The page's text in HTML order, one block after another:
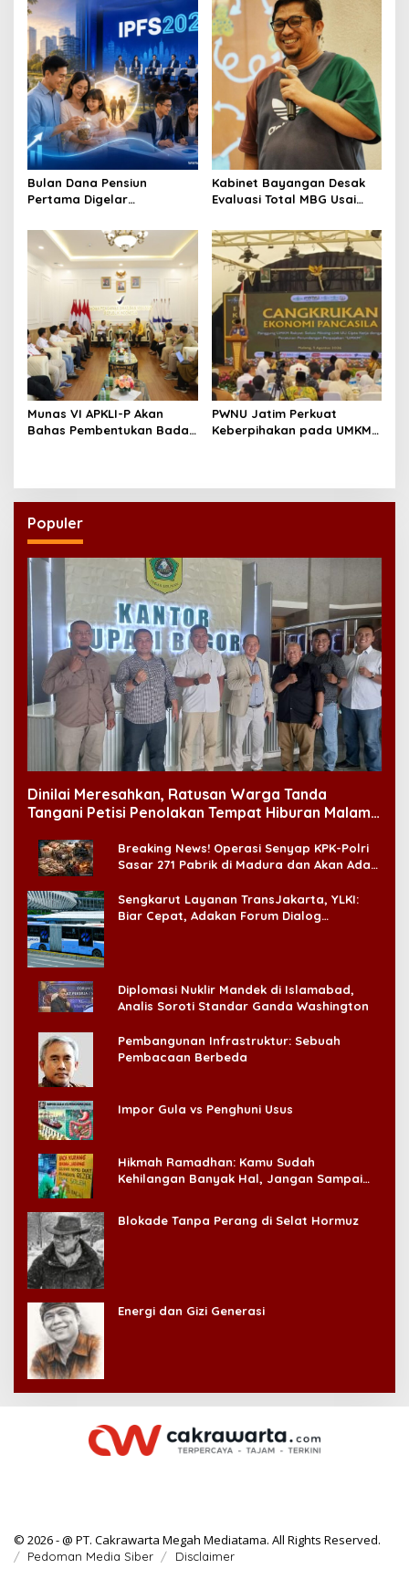
Bulan Dana Pensiun
Pertama Digelar
Perkuat Ekosistem Pensiun
Berkelanjutan
Kabinet Bayangan Desak
Evaluasi Total MBG Usai
Massal
Munas VI APKLI-P Akan
Bahas Pembentukan Badan
PWNU Jatim Perkuat
Keberpihakan pada UMKM
Populer
Dinilai Meresahkan, Ratusan Warga Tanda
Tangani Petisi Penolakan Tempat Hiburan Malam
Breaking News! Operasi Senyap KPK-Polri
Sasar 271 Pabrik di Madura dan Akan Ada
Sengkarut Layanan TransJakarta, YLKI:
Biar Cepat, Adakan Forum Dialog
Diplomasi Nuklir Mandek di Islamabad,
Analis Soroti Standar Ganda Washington
Pembangunan Infrastruktur: Sebuah
Pembacaan Berbeda
Impor Gula vs Penghuni Usus
Hikmah Ramadhan: Kamu Sudah
Kehilangan Banyak Hal, Jangan Sampai
Blokade Tanpa Perang di Selat Hormuz
Energi dan Gizi Generasi
© 2026 - @ PT. Cakrawarta Megah Mediatama. All Rights Reserved.
Pedoman Media Siber Disclaimer